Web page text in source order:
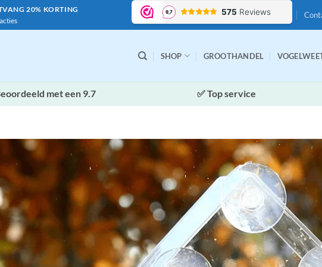
20% KORTING
SHOP GROOTHANDEL
met een 9.7 ✅ Top service